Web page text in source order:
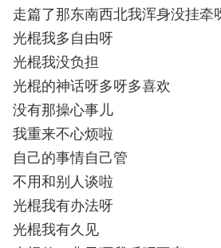
走篇了那东南西北我浑身没挂牵
光棍我多自由呀
光棍我没负担
光棍的神话呀多呀多喜欢
没有那操心事儿
我重来不心烦啦
自己的事情自己管
不用和别人谈啦
光棍我有办法呀
光棍我有久见